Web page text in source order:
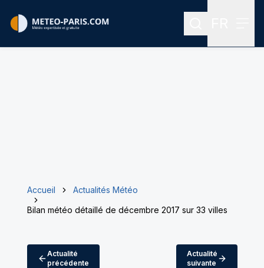
Rechercher
Accueil
Actualités Météo
Bilan météo détaillé de décembre 2017 sur 33 villes
Actualité
précédente
Actualité
suivante